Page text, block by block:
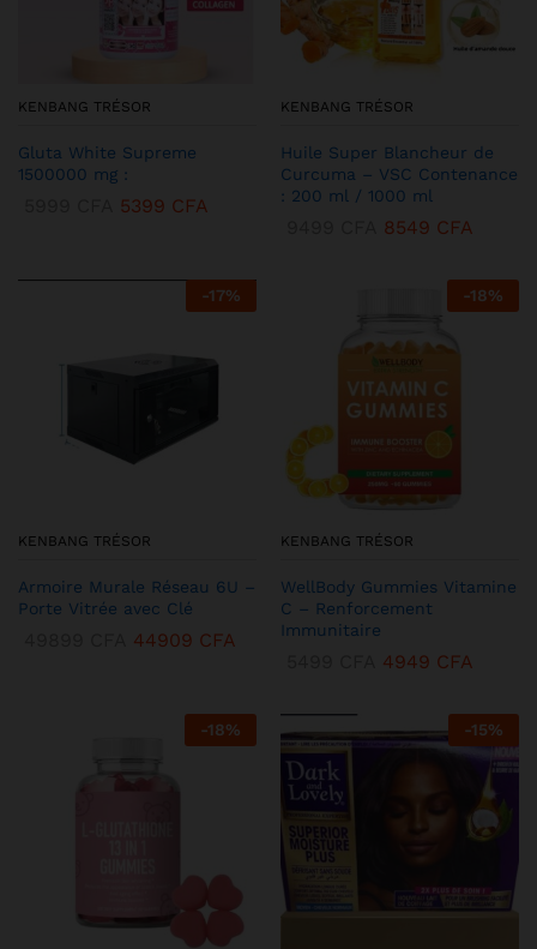
KENBANG TRÉSOR
Gluta White Supreme
1500000 mg :
5399 CFA
KENBANG TRÉSOR
Huile Super Blancheur de
Curcuma – VSC Contenance
: 200 ml / 1000 ml
8549 CFA
-17%
KENBANG TRÉSOR
Armoire Murale Réseau 6U –
Porte Vitrée avec Clé
44909 CFA
-18%
KENBANG TRÉSOR
WellBody Gummies Vitamine
C – Renforcement
Immunitaire
4949 CFA
-18% -15%